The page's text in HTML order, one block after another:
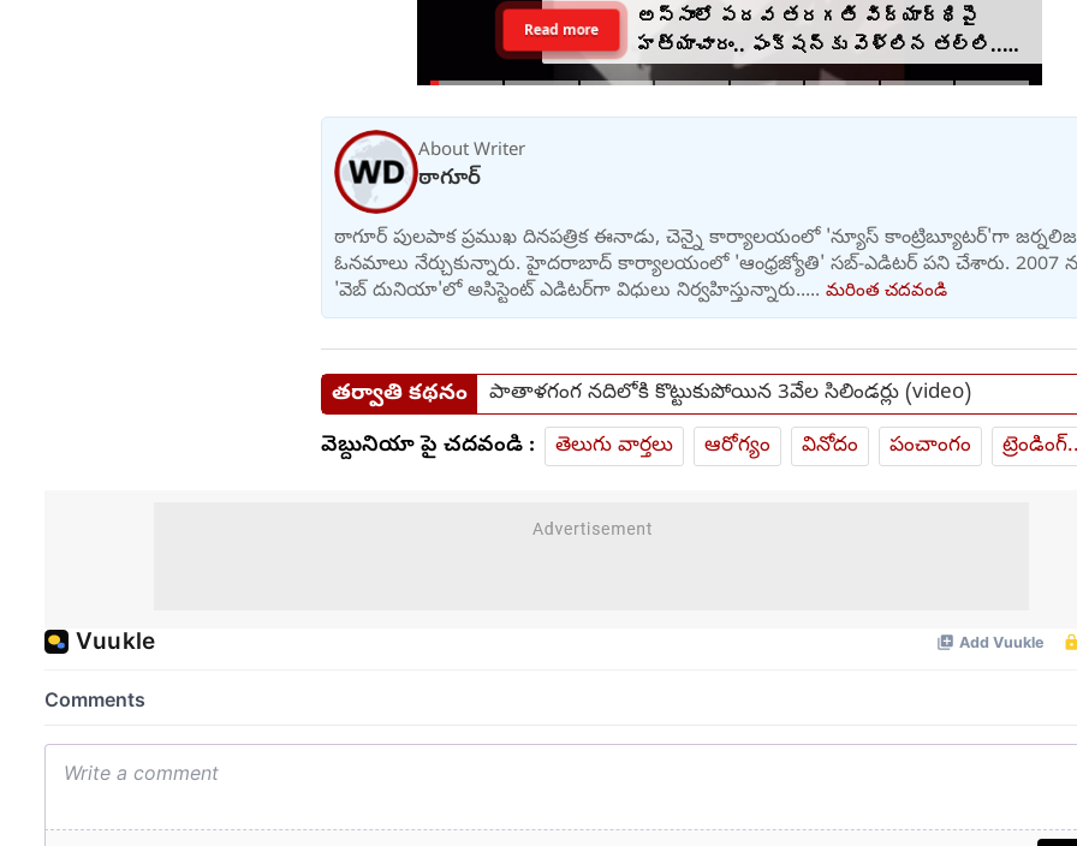
అస్సాంలో పదవ తరగతి విద్యార్థిపై
హత్యాచారం.. ఫంక్షన్‌కు వెళ్లిన తల్లి..
మంచంపై విగతజీవిగా..?
Read more
About Writer
ఠాగూర్
ఠాగూర్ పులపాక ప్రముఖ దినపత్రిక ఈనాడు, చెన్నై కార్యాలయంలో 'న్యూస్ కాంట్రిబ్యూటర్‌'గా
ఓనమాలు నేర్చుకున్నారు. హైదరాబాద్ కార్యాలయంలో 'ఆంధ్రజ్యోతి' సబ్-ఎడిటర్ పని చేశారు. 2007
'వెబ్ దునియా'లో అసిస్టెంట్ ఎడిటర్‌‌గా విధులు నిర్వహిస్తున్నారు..... మరింత చదవండి
తర్వాతి కథనం పాతాళగంగ నదిలోకి కొట్టుకుపోయిన 3వేల సిలిండర్లు (video)
వెబ్దునియా పై చదవండి : తెలుగు వార్తలు ఆరోగ్యం వినోదం పంచాంగం ట్రెండింగ్..